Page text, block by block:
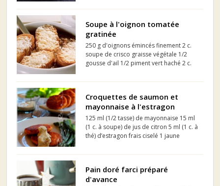
assaisonnement cajun, divisée 60 g
fromage à la crème Philadelphia en
briq...
Soupe à l'oignon tomatée
gratinée
250 g d'oignons émincés finement 2 c.
soupe de crisco graisse végétale 1/2
gousse d'ail 1/2 piment vert haché 2 c.
d'origan sec 1/2 c. soupe de basilic frais
bou...
Croquettes de saumon et
mayonnaise à l'estragon
125 ml (1/2 tasse) de mayonnaise 15 ml
(1 c. à soupe) de jus de citron 5 ml (1 c. à
thé) d’estragon frais ciselé 1 jaune
Pain doré farci préparé
d'avance